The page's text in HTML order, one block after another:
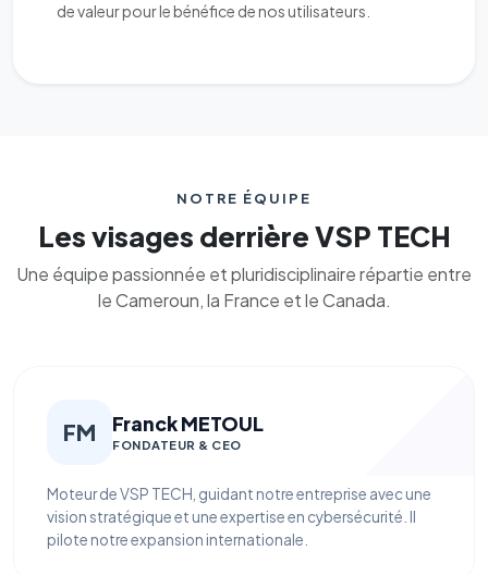
de valeur pour le bénéfice de nos utilisateurs.
NOTRE ÉQUIPE
Les visages derrière VSP TECH
Une équipe passionnée et pluridisciplinaire répartie entre
le Cameroun, la France et le Canada.
FM Franck METOUL
FONDATEUR & CEO
Moteur de VSP TECH, guidant notre entreprise avec une
vision stratégique et une expertise en cybersécurité. Il
pilote notre expansion internationale.